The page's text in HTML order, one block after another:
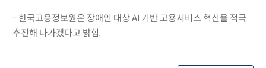
- 한국고용정보원은 장애인 대상 AI 기반 고용서비스 혁신을 적극
추진해 나가겠다고 밝힘.